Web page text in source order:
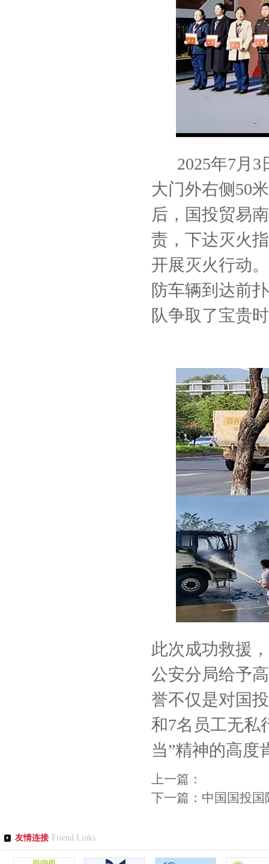
2025年7月
大门外右侧50
后，国投贸易
责，下达灭火
开展灭火行动
防车辆到达前
队争取了宝贵
此次成功救援
公安分局给予
誉不仅是对国
和7名员工无私
当”精神的高度
上一篇：
下一篇： 中国国投国
友情连接 Friend Links